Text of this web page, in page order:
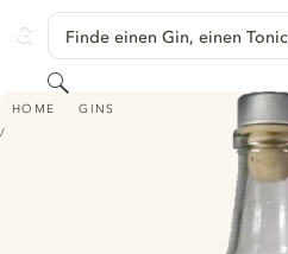
GINVENTORY
Finde einen Gin, einen Tonic, …
Suchen
HOME GINS
MERRYLEGS GIN